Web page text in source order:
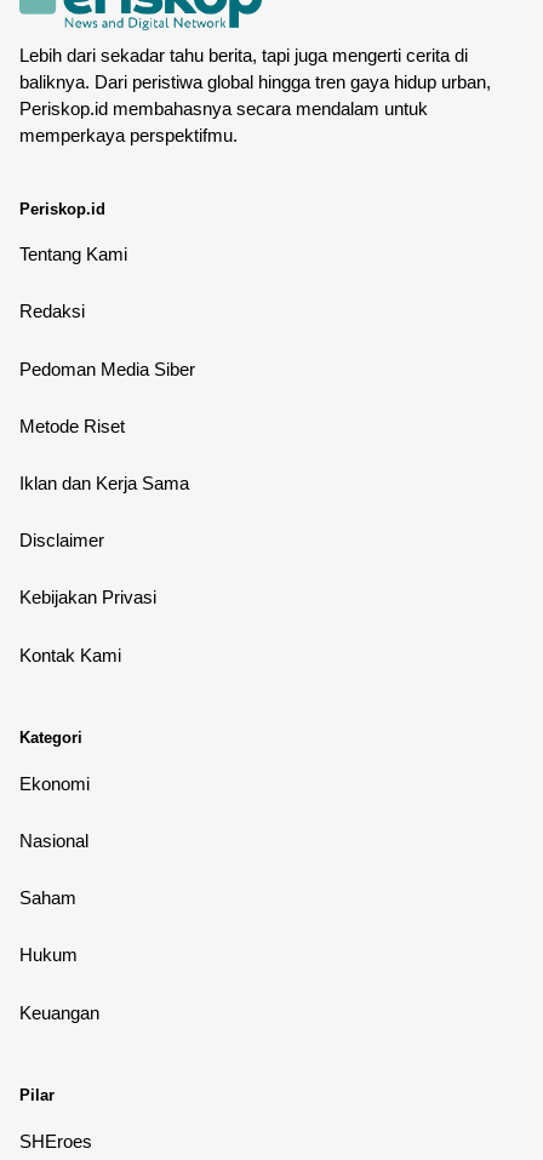
Lebih dari sekadar tahu berita, tapi juga mengerti cerita di
baliknya. Dari peristiwa global hingga tren gaya hidup urban,
Periskop.id membahasnya secara mendalam untuk
memperkaya perspektifmu.
Periskop.id
Tentang Kami
Redaksi
Pedoman Media Siber
Metode Riset
Iklan dan Kerja Sama
Disclaimer
Kebijakan Privasi
Kontak Kami
Kategori
Ekonomi
Nasional
Saham
Hukum
Keuangan
Pilar
SHEroes